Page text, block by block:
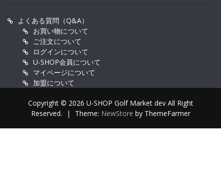
よくある質問（Q&A）
お買い物について
ご注文について
ログインについて
U-SHOP会員について
マイページについて
加盟について
Copyright © 2026 U-SHOP Golf Market dev All Right
Reserved.
| Theme: NewStore by ThemeFarmer